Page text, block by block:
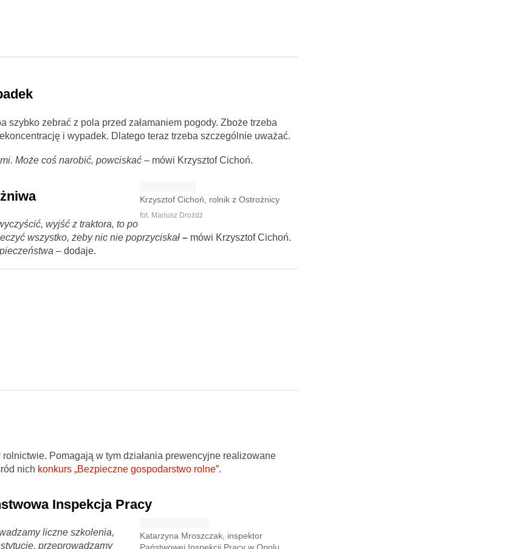
szybko zebrać z pola przed załamaniem pogody. Zboże trzeba
i wypadek. Dlatego teraz trzeba szczególnie uważać.
Może coś narobić, powciskać– mówi Krzysztof Cichoń.
Krzysztof Cichoń, rolnik z Ostrożnicy
fot. Mariusz Drożdż
wyjść z traktora, to po
wszystko, żeby nic nie poprzyciskał –mówi Krzysztof Cichoń.
– dodaje.
Pomagają w tym działania prewencyjne realizowane
nich konkurs „Bezpieczne gospodarstwo rolne”.
Inspekcja Pracy
Katarzyna Mroszczak, inspektor
liczne szkolenia,
przeprowadzamy